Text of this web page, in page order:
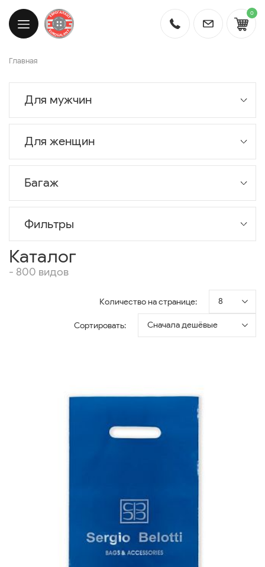
0
Главная
Для мужчин
Для женщин
Багаж
Фильтры
Каталог
- 800 видов
Количество на странице: 8
Сортировать: Сначала дешёвые